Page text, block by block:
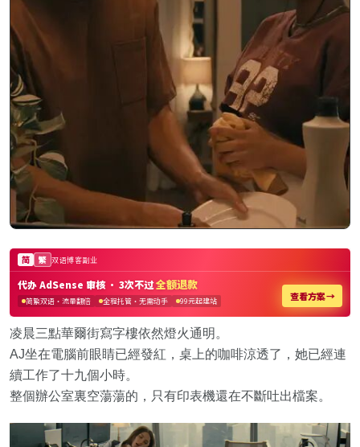
凌晨三點華爾街寫字樓依然燈火通明。
AJ坐在電腦前眼睛已經發紅，桌上的咖啡涼透了，她已經連
續工作了十九個小時。
整個辦公室裏空蕩蕩的，只有印表機還在不斷吐出檔案。